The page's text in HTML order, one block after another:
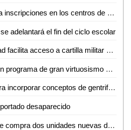
Gobierno estatal arranca inscripciones en los centros de desarrollo infantil
adelantará el fin del ciclo escolar
Ayuntamiento de Soledad facilita acceso a cartilla militar con jornadas en planteles educativos
La OSSLP presentará un programa de gran virtuosismo y tradición musical en el teatro de la paz
Aprobadas reformas para incorporar conceptos de gentrificación y vivienda asequible
desaparecido
Alcalde vallense propone compra dos unidades nuevas de recolección de basura